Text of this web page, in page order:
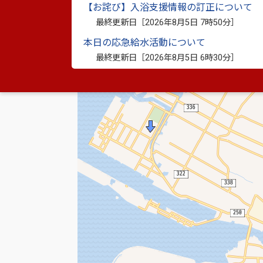
【お詫び】入浴支援情報の訂正について
最終更新日［2026年8月5日 7時50分
本日の応急給水活動について
最終更新日［2026年8月5日 6時30分
お手数ですが直接お電話でお問い